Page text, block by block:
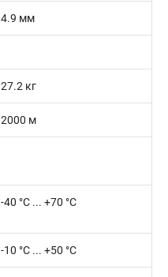
4.9 мм
27.2 кг
2000 м
-40 °C ... +70 °C
-10 °С ... +50 °С